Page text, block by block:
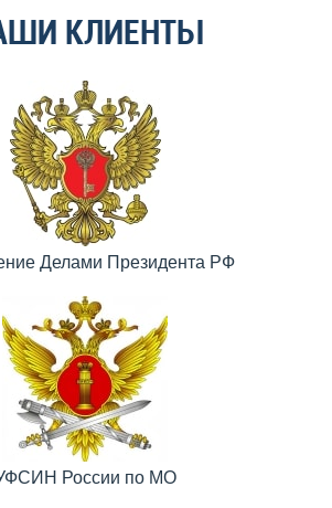
КЛИЕНТЫ
Делами Президента РФ
России по МО